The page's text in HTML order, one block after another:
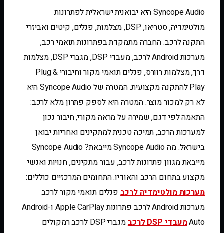
Syncope Audio היא יבואנית ישראלית לפתרונות
מולטימדיה, סטריאו, DSP, מצלמות, פנלים, קיטים ואביזרי
התקנה לרכב. החברה מתמקדת בפתרונות תואמי רכב,
מערכות Android לרכב, מעבדי DSP, מגברי DSP, מצלמות
דרך, מצלמות רוורס, פנלים תואמי מקור וחיבורי Plug &
Play להתקנה מקצועית. המטרה של Syncope Audio היא
לא רק למכור מוצר. המטרה היא לספק פתרון מלא לרכב:
התאמה לפי דגם, שמירה על מראה מקורי, חיבור נכון
למערכות הרכב, תמיכה טכנית למתקינים ואחריות יבואן
בישראל. מה Syncope Audio מייבאת? Syncope Audio
מייבאת מגוון פתרונות לרכב, עבור מתקינים, חנויות ואנשי
מקצוע בתחום הרכב והאודיו. התחומים המרכזיים כוללים:
מערכות מולטימדיה לרכבפנלים תואמי מקור לרכב
מערכות Android לרכב פתרונות Apple CarPlay ו-Android
Autoמעבדי DSP לרכב
מגברי DSP לרכב רמקולים